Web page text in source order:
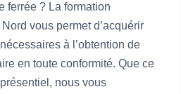
ferrée ? La formation
vous permet d’acquérir
à l’obtention de
en toute conformité. Que ce
nous vous